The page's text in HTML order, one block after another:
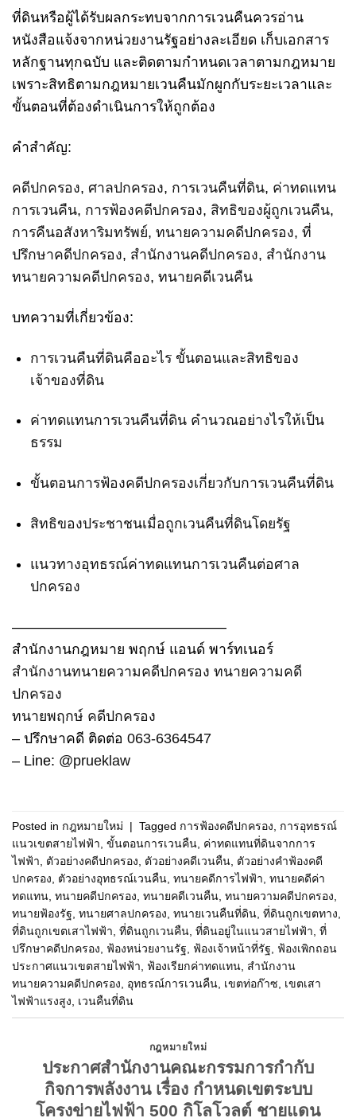
ที่ดินหรือผู้ได้รับผลกระทบจากการเวนคืนควรอ่าน
หนังสือแจ้งจากหน่วยงานรัฐอย่างละเอียด เก็บเอกสาร
หลักฐานทุกฉบับ และติดตามกำหนดเวลาตามกฎหมาย
เพราะสิทธิตามกฎหมายเวนคืนมักผูกกับระยะเวลาและ
ขั้นตอนที่ต้องดำเนินการให้ถูกต้อง
คำสำคัญ:
คดีปกครอง, ศาลปกครอง, การเวนคืนที่ดิน, ค่าทดแทน
การเวนคืน, การฟ้องคดีปกครอง, สิทธิของผู้ถูกเวนคืน,
การคืนอสังหาริมทรัพย์, ทนายความคดีปกครอง, ที่
ปรึกษาคดีปกครอง, สำนักงานคดีปกครอง, สำนักงาน
ทนายความคดีปกครอง, ทนายคดีเวนคืน
บทความที่เกี่ยวข้อง:
การเวนคืนที่ดินคืออะไร ขั้นตอนและสิทธิของ
เจ้าของที่ดิน
ค่าทดแทนการเวนคืนที่ดิน คำนวณอย่างไรให้เป็น
ธรรม
ขั้นตอนการฟ้องคดีปกครองเกี่ยวกับการเวนคืนที่ดิน
สิทธิของประชาชนเมื่อถูกเวนคืนที่ดินโดยรัฐ
แนวทางอุทธรณ์ค่าทดแทนการเวนคืนต่อศาล
ปกครอง
———————————————
สำนักงานกฎหมาย พฤกษ์ แอนด์ พาร์ทเนอร์
สำนักงานทนายความคดีปกครอง ทนายความคดี
ปกครอง
ทนายพฤกษ์ คดีปกครอง
– ปรึกษาคดี ติดต่อ 063-6364547
– Line: @prueklaw
Posted in กฎหมายใหม่ | Tagged การฟ้องคดีปกครอง, การอุทธรณ์
แนวเขตสายไฟฟ้า, ขั้นตอนการเวนคืน, ค่าทดแทนที่ดินจากการ
ไฟฟ้า, ตัวอย่างคดีปกครอง, ตัวอย่างคดีเวนคืน, ตัวอย่างคำฟ้องคดี
ปกครอง, ตัวอย่างอุทธรณ์เวนคืน, ทนายคดีการไฟฟ้า, ทนายคดีค่า
ทดแทน, ทนายคดีปกครอง, ทนายคดีเวนคืน, ทนายความคดีปกครอง,
ทนายฟ้องรัฐ, ทนายศาลปกครอง, ทนายเวนคืนที่ดิน, ที่ดินถูกเขตทาง,
ที่ดินถูกเขตเสาไฟฟ้า, ที่ดินถูกเวนคืน, ที่ดินอยู่ในแนวสายไฟฟ้า, ที่
ปรึกษาคดีปกครอง, ฟ้องหน่วยงานรัฐ, ฟ้องเจ้าหน้าที่รัฐ, ฟ้องเพิกถอน
ประกาศแนวเขตสายไฟฟ้า, ฟ้องเรียกค่าทดแทน, สำนักงาน
ทนายความคดีปกครอง, อุทธรณ์การเวนคืน, เขตท่อก๊าซ, เขตเสา
ไฟฟ้าแรงสูง, เวนคืนที่ดิน
กฎหมายใหม่
ประกาศสำนักงานคณะกรรมการกำกับ
กิจการพลังงาน เรื่อง กำหนดเขตระบบ
โครงข่ายไฟฟ้า 500 กิโลโวลต์ ชายแดน